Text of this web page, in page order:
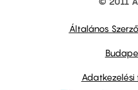
Általános